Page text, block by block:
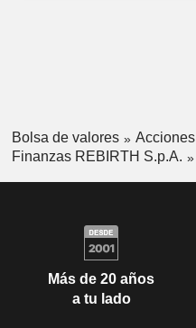
Bolsa de valores Acciones
Finanzas REBIRTH S.p.A.
Más de 20 años
a tu lado